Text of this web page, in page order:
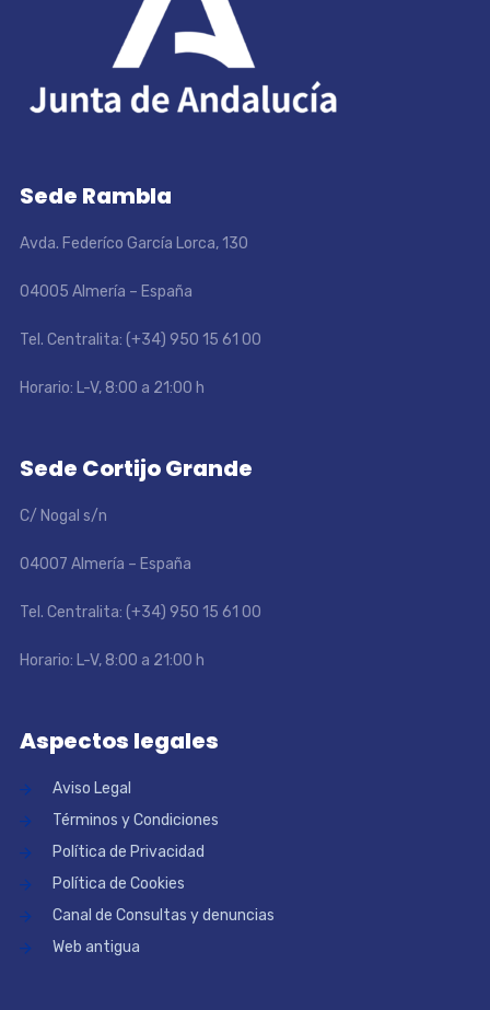
Sede Rambla
Avda. Federíco García Lorca, 130
04005 Almería – España
Tel. Centralita: (+34) 950 15 61 00
Horario: L-V, 8:00 a 21:00 h
Sede Cortijo Grande
C/ Nogal s/n
04007 Almería – España
Tel. Centralita: (+34) 950 15 61 00
Horario: L-V, 8:00 a 21:00 h
Aspectos legales
Aviso Legal
Términos y Condiciones
Política de Privacidad
Política de Cookies
Canal de Consultas y denuncias
Web antigua